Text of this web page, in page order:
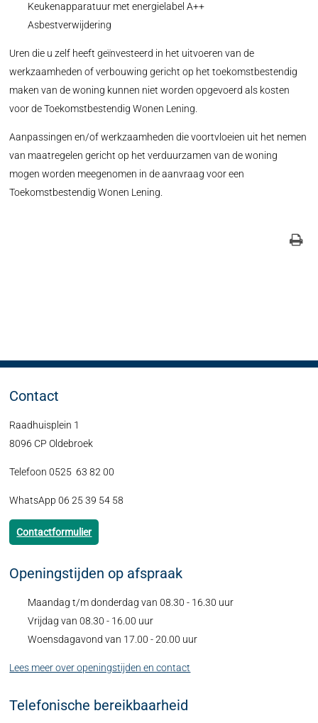
Keukenapparatuur met energielabel A++
Asbestverwijdering
Uren die u zelf heeft geïnvesteerd in het uitvoeren van de
werkzaamheden of verbouwing gericht op het toekomstbestendig
maken van de woning kunnen niet worden opgevoerd als kosten
voor de Toekomstbestendig Wonen Lening.
Aanpassingen en/of werkzaamheden die voortvloeien uit het nemen
van maatregelen gericht op het verduurzamen van de woning
mogen worden meegenomen in de aanvraag voor een
Toekomstbestendig Wonen Lening.
Contact
Raadhuisplein 1
8096 CP Oldebroek
Telefoon 0525 63 82 00
WhatsApp 06 25 39 54 58
Contactformulier
Openingstijden op afspraak
Maandag t/m donderdag van 08.30 - 16.30 uur
Vrijdag van 08.30 - 16.00 uur
Woensdagavond van 17.00 - 20.00 uur
Lees meer over openingstijden en contact
Telefonische bereikbaarheid